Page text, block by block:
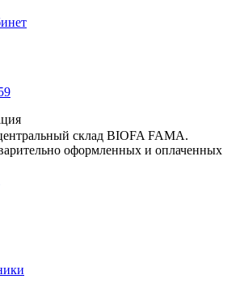
склад BIOFA FAMA.
оформленных и оплаченных